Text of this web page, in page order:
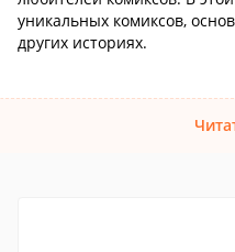
уникальных комиксов,
других историях.